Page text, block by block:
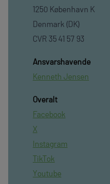
1250 København K
Denmark (DK)
CVR 35 41 57 93
Ansvarshavende
Kenneth Jensen
Overalt
Facebook
X
Instagram
TikTok
Youtube